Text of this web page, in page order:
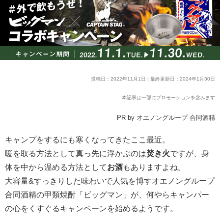
投稿日：2022年11月1日 | 最終更新日：2024年1月30日
本記事は一部にプロモーションを含みます
PR by オエノングループ 合同酒精
キャンプをするにも寒くなってきたここ最近。
暖を取る方法として真っ先に浮かぶのは焚き火ですが、身
体を中から温める方法としてお酒もありますよね。
大容量&すっきりした味わいで人気を博すオエノングループ
合同酒精の甲類焼酎「ビッグマン」が、何やらキャンパー
の心をくすぐるキャンペーンを始めるようです。